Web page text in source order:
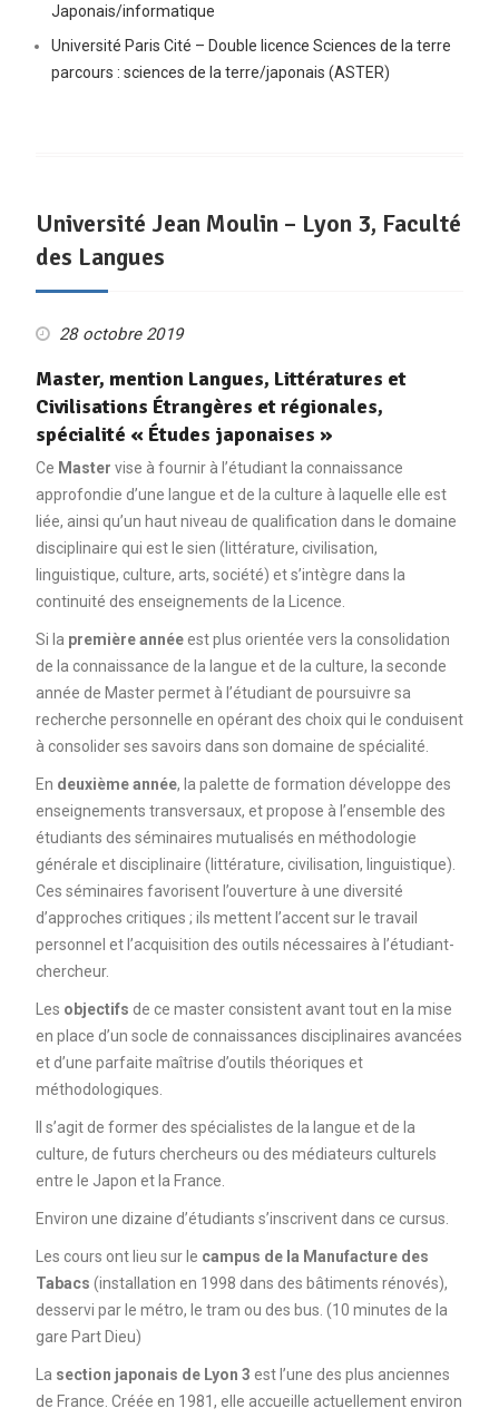
Japonais/informatique
Université Paris Cité – Double licence Sciences de la terre
parcours : sciences de la terre/japonais (ASTER)
Université Jean Moulin – Lyon 3, Faculté
des Langues
28 octobre 2019
Master, mention Langues, Littératures et
Civilisations Étrangères et régionales,
spécialité « Études japonaises »
Ce Master vise à fournir à l’étudiant la connaissance
approfondie d’une langue et de la culture à laquelle elle est
liée, ainsi qu’un haut niveau de qualification dans le domaine
disciplinaire qui est le sien (littérature, civilisation,
linguistique, culture, arts, société) et s’intègre dans la
continuité des enseignements de la Licence.
Si la première annéeest plus orientée vers la consolidation
de la connaissance de la langue et de la culture, la seconde
année de Master permet à l’étudiant de poursuivre sa
recherche personnelle en opérant des choix qui le conduisent
à consolider ses savoirs dans son domaine de spécialité.
En deuxième année, la palette de formation développe des
enseignements transversaux, et propose à l’ensemble des
étudiants des séminaires mutualisés en méthodologie
générale et disciplinaire (littérature, civilisation, linguistique).
Ces séminaires favorisent l’ouverture à une diversité
d’approches critiques ; ils mettent l’accent sur le travail
personnel et l’acquisition des outils nécessaires à l’étudiant-
chercheur.
Les objectifs de ce master consistent avant tout en la mise
en place d’un socle de connaissances disciplinaires avancées
et d’une parfaite maîtrise d’outils théoriques et
méthodologiques.
Il s’agit de former des spécialistes de la langue et de la
culture, de futurs chercheurs ou des médiateurs culturels
entre le Japon et la France.
Environ une dizaine d’étudiants s’inscrivent dans ce cursus.
Les cours ont lieu sur le campus de la Manufacture des
Tabacs (installation en 1998 dans des bâtiments rénovés),
desservi par le métro, le tram ou des bus. (10 minutes de la
gare Part Dieu)
La section japonais de Lyon 3 est l’une des plus anciennes
de France. Créée en 1981, elle accueille actuellement environ